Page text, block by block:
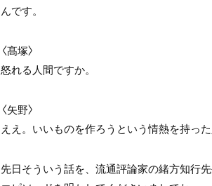
んです。
〈髙塚〉
怒れる人間ですか。
〈矢野〉
ええ。いいものを作ろうという情熱を持っ
先日そういう話を、流通評論家の緒方知行